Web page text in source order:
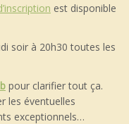
est disponible
soir à 20h30 toutes les
pour clarifier tout ça.
les éventuelles
exceptionnels…